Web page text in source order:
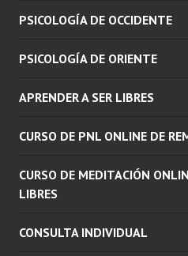
PSICOLOGÍA DE OCCIDENTE
PSICOLOGÍA DE ORIENTE
APRENDER A SER LIBRES
CURSO DE PNL ONLINE DE
CURSO DE MEDITACIÓN
LIBRES
CONSULTA INDIVIDUAL